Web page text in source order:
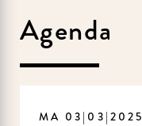
Agenda
MA 03|03|2025